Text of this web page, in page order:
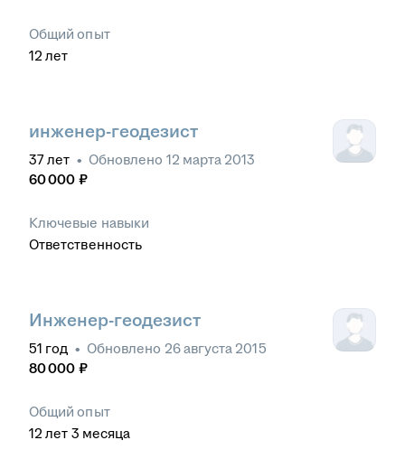
Общий опыт
12 лет
инженер-геодезист
37лет • Обновлено 12 марта 2013
60 000 ₽
Ключевые навыки
Ответственность
Инженер-геодезист
51 год • Обновлено 26 августа 2015
80 000 ₽
Общий опыт
12 лет 3 месяца